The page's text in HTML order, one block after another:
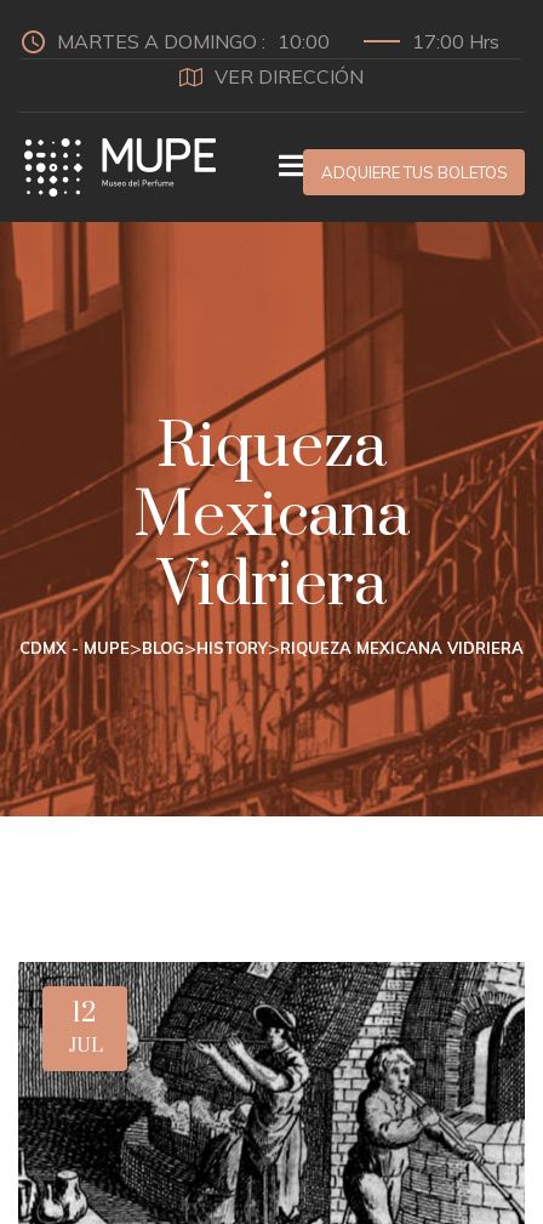
MARTES A DOMINGO : 10:00
17:00 Hrs
VER DIRECCIÓN
ADQUIERE TUS BOLETOS
Riqueza
Mexicana
Vidriera
CDMX - MUPE>BLOG>HISTORY>RIQUEZA MEXICANA VIDRIERA
12
JUL